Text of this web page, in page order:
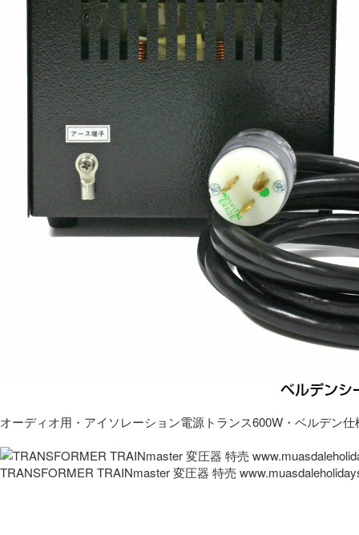
オーディオ用・アイソレーション電源トランス600W・ベルデン仕
TRANSFORMER TRAINmaster 変圧器 特売